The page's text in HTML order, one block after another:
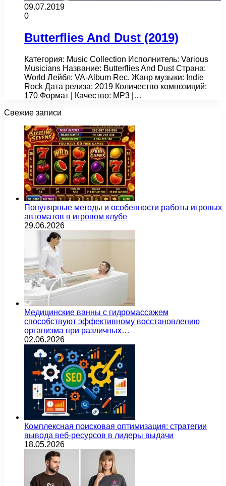
09.07.2019
0
Butterflies And Dust (2019)
Категория: Music Collection Исполнитель: Various
Musicians Название: Butterflies And Dust Страна:
World Лейбл: VA-Album Rec. Жанр музыки: Indie
Rock Дата релиза: 2019 Количество композиций:
170 Формат | Качество: MP3 |…
Свежие записи
Популярные методы и особенности работы игровых
автоматов в игровом клубе
29.06.2026
Медицинские ванны с гидромассажем
способствуют эффективному восстановлению
организма при различных…
02.06.2026
Комплексная поисковая оптимизация: стратегии
вывода веб-ресурсов в лидеры выдачи
18.05.2026